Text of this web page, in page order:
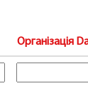
Організація